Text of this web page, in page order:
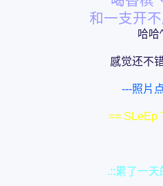
和一支开
哈哈
感觉还不
---照片
== SLeEp
.::累了一天